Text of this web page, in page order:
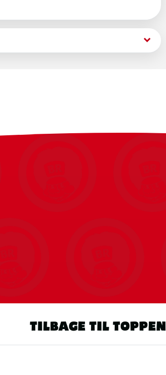
keyboard_arrow_down
TILBAGE TIL TOPPEN